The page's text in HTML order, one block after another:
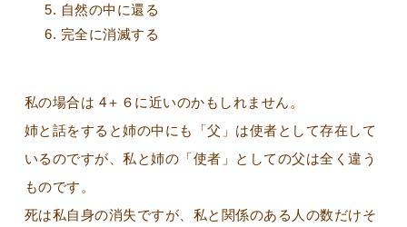
自然の中に還る
完全に消滅する
私の場合は 4＋６に近いのかもしれません。
姉と話をすると姉の中にも「父」は使者として存在して
いるのですが、私と姉の「使者」としての父は全く違う
ものです。
死は私自身の消失ですが、私と関係のある人の数だけそ